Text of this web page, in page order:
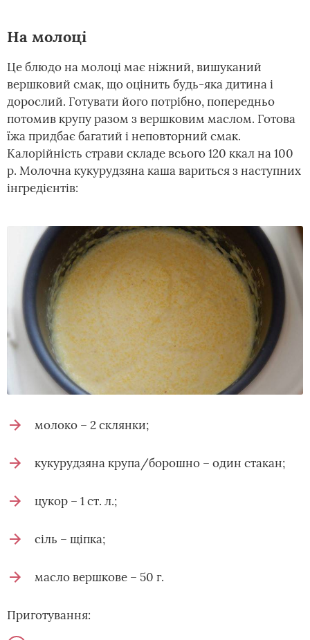
На молоці
Це блюдо на молоці має ніжний, вишуканий
вершковий смак, що оцінить будь-яка дитина і
дорослий. Готувати його потрібно, попередньо
потомив крупу разом з вершковим маслом. Готова
їжа придбає багатий і неповторний смак.
Калорійність страви складе всього 120 ккал на 100
р. Молочна кукурудзяна каша вариться з наступних
інгредієнтів:
молоко – 2 склянки;
кукурудзяна крупа/борошно – один стакан;
цукор – 1 ст. л.;
сіль – щіпка;
масло вершкове – 50 г.
Приготування: